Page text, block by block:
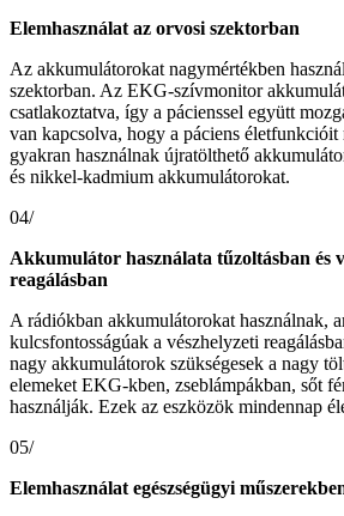
Elemhasználat az orvosi szektorban
Az akkumulátorokat nagymértékben
szektorban. Az EKG-szívmonitor
csatlakoztatva, így a pácienssel együtt
van kapcsolva, hogy a páciens életfunkcióit
gyakran használnak újratölthető
és nikkel-kadmium akkumulátorokat.
04/
Akkumulátor használata tűzoltásban és
reagálásban
A rádiókban akkumulátorokat használnak,
kulcsfontosságúak a vészhelyzeti
nagy akkumulátorok szükségesek a nagy
elemeket EKG-kben, zseblámpákban, sőt
használják. Ezek az eszközök mindennap
05/
Elemhasználat egészségügyi